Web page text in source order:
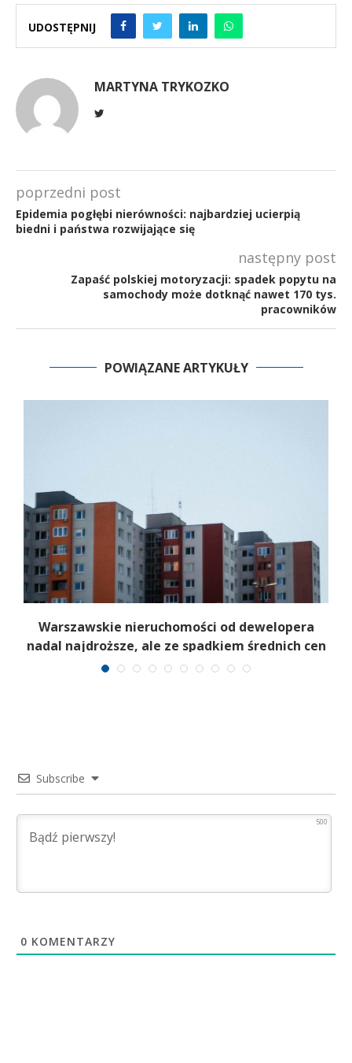
UDOSTĘPNIJ
MARTYNA TRYKOZKO
poprzedni post
Epidemia pogłębi nierówności: najbardziej ucierpią
biedni i państwa rozwijające się
następny post
Zapaść polskiej motoryzacji: spadek popytu na
samochody może dotknąć nawet 170 tys.
pracowników
POWIĄZANE ARTYKUŁY
Warszawskie nieruchomości od dewelopera
nadal najdroższe, ale ze spadkiem średnich cen
Subscribe
500
0 KOMENTARZY